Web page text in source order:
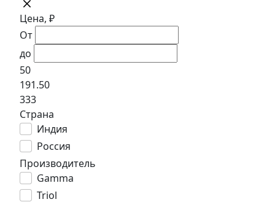
Цена, ₽
От
до
50
191.50
333
Страна
Индия
Россия
Производитель
Gamma
Triol